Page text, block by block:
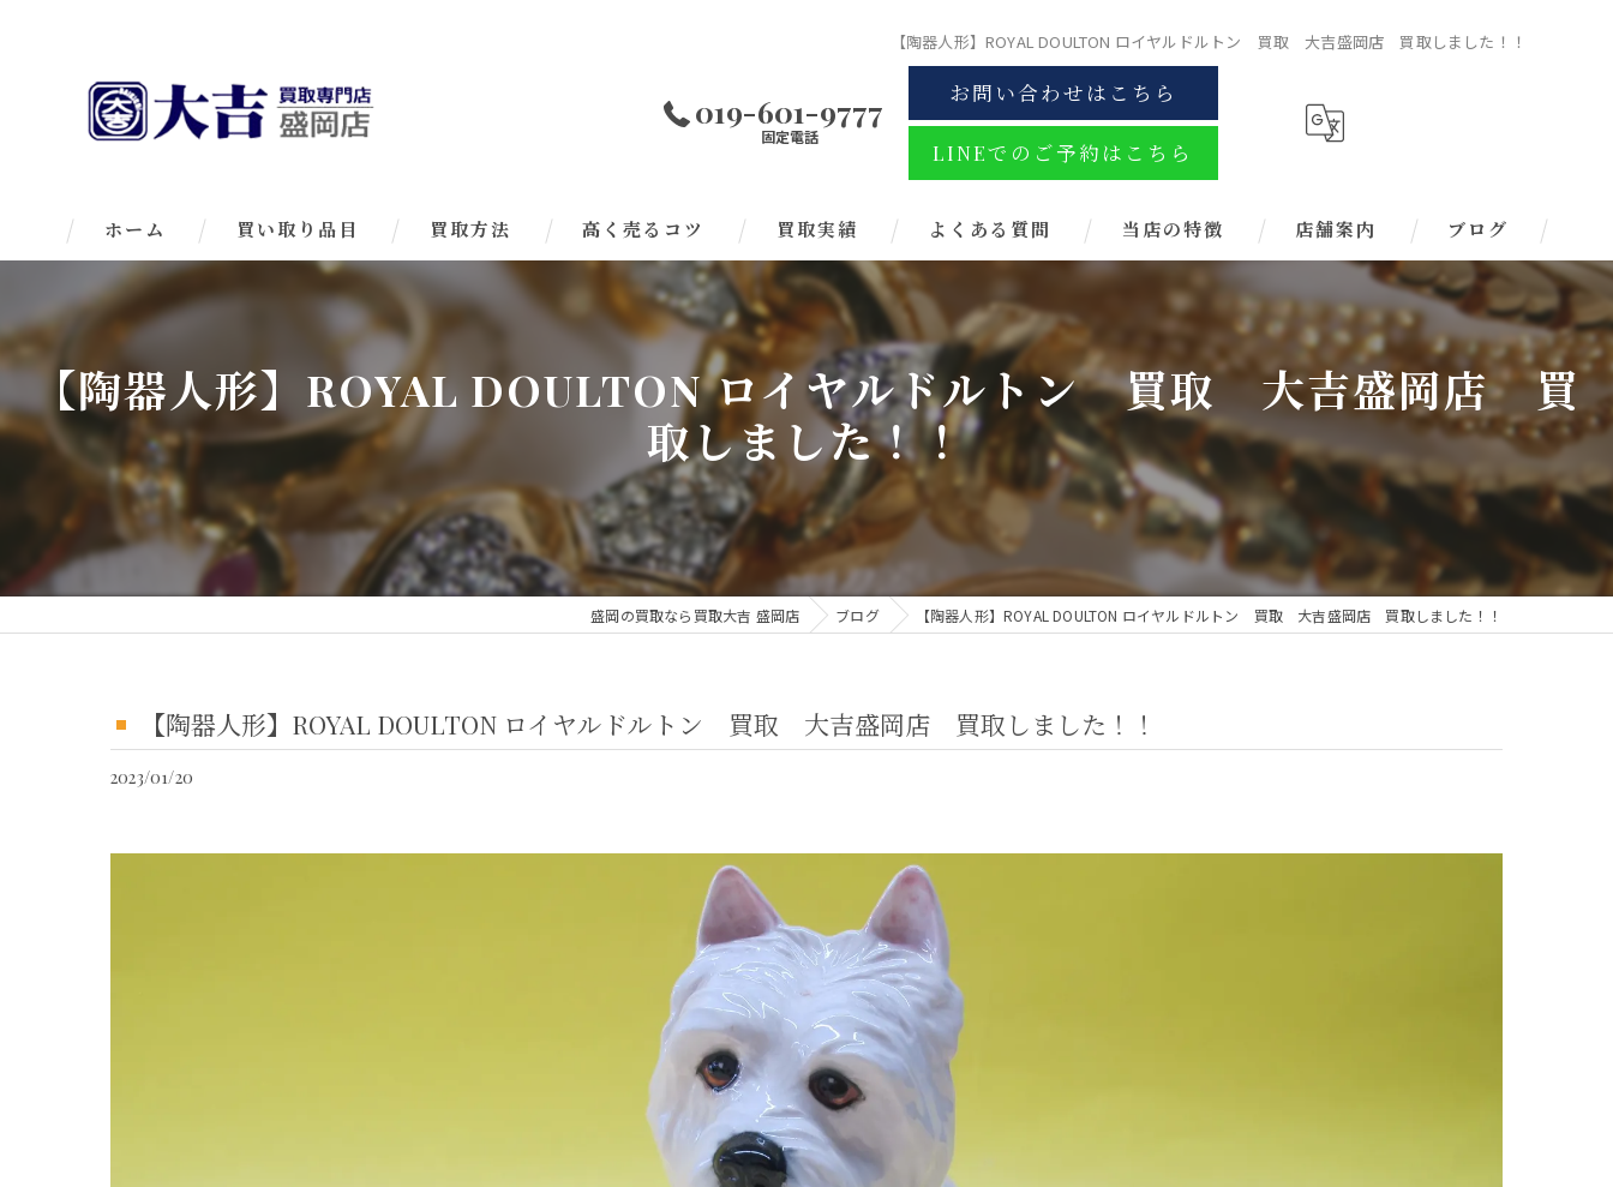
【陶器人形】ROYAL DOULTON ロイヤルドルトン 買取 大吉盛岡店 買取しました！！
019-601-9777
固定電話
お問い合わせはこちら
LINEでのご予約はこちら
ホーム 買い取り品目 買取方法 高く売るコツ 買取実績 よくある質問 当店の特徴
ブランド
金券
時計
店舗案内 ブログ
【陶器人形】ROYAL DOULTON ロイヤルドルトン 買取 大吉盛岡店 買
取しました！！
盛岡の買取なら買取大吉 盛岡店 ブログ 【陶器人形】ROYAL DOULTON ロイヤルドルトン 買取 大吉盛岡店 買取しました！！
【陶器人形】ROYAL DOULTON ロイヤルドルトン 買取 大吉盛岡店 買取しました！！
2023/01/20